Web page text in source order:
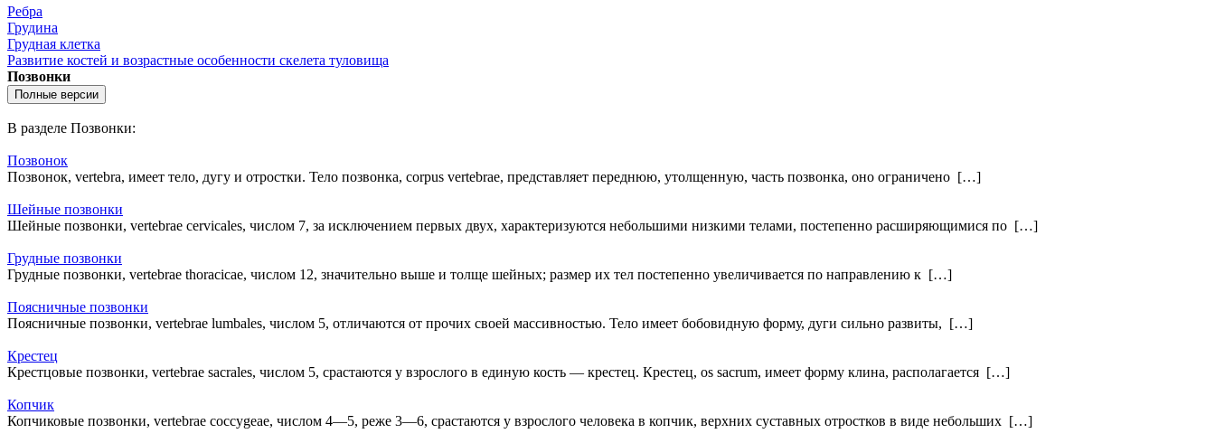
Ребра
Грудина
Грудная клетка
Развитие костей и возрастные особенности скелета туловища
Позвонки
В разделе Позвонки:
Позвонок
Позвонок, vertebra, имеет тело, дугу и отростки. Тело позвонка, corpus vertebrae, представляет переднюю, утолщенную, часть позвонка, оно ограничено […]
Шейные позвонки
Шейные позвонки, vertebrae cervicales, числом 7, за исключением первых двух, характеризуются небольшими низкими телами, постепенно расширяющимися по […]
Грудные позвонки
Грудные позвонки, vertebrae thoracicae, числом 12, значительно выше и толще шейных; размер их тел постепенно увеличивается по направлению к […]
Поясничные позвонки
Поясничные позвонки, vertebrae lumbales, числом 5, отличаются от прочих своей массивностью. Тело имеет бобовидную форму, дуги сильно развиты, […]
Крестец
Крестцовые позвонки, vertebrae sacrales, числом 5, срастаются у взрослого в единую кость — крестец. Крестец, os sacrum, имеет форму клина, располагается […]
Копчик
Копчиковые позвонки, vertebrae coccygeae, числом 4—5, реже 3—6, срастаются у взрослого человека в копчик, верхних суставных отростков в виде небольших […]